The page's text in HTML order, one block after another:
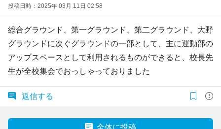
投稿日時：2025年 03月 11日 02:58
総合グラウンド、第一グラウンド、第二グラウンド、大野
グラウンドに次ぐグラウンドの一部として、主に運動部の
アップスペースとして利用されるものができると、校長先
生が全校集会でおっしゃっておりました
返信する
全体に投稿